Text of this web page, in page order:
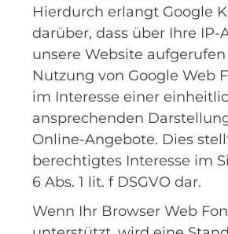
Hierdurch erlangt Google
darüber, dass über Ihre IP-
unsere Website
Nutzung von Google Web
im Interesse einer
ansprechenden
Online-Angebote. Dies
berechtigtes Interesse im
6 Abs. 1 lit. f DSGVO dar.
Wenn Ihr Browser Web